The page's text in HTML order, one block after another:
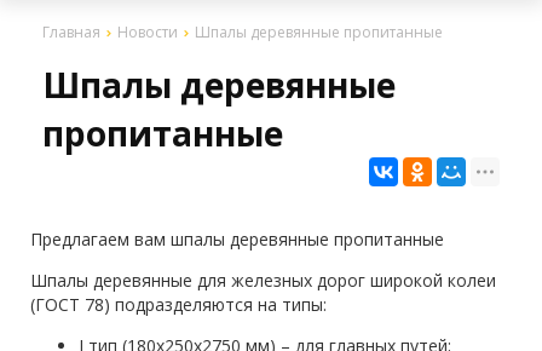
Главная Новости Шпалы деревянные пропитанные
Шпалы деревянные
пропитанные
Предлагаем вам шпалы деревянные пропитанные
Шпалы деревянные для железных дорог широкой колеи
(ГОСТ 78) подразделяются на типы:
I тип (180х250х2750 мм) – для главных путей;